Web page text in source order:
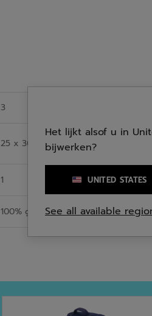
3
25 x 30 x 50 cm
1
100% gerecycled polyester
Het lijkt alsof u in
bijwerken?
UNITED STATES
See all available